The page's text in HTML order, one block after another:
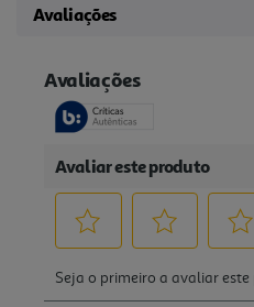
Avaliações